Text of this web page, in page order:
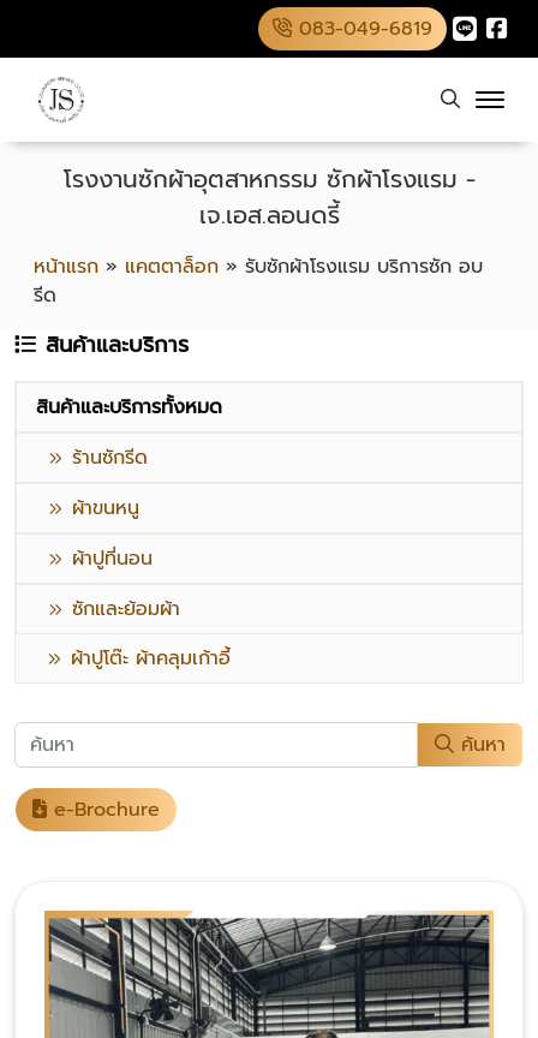
083-049-6819
หน้าแรก » แคตตาล็อก » รับซักผ้าโรงแรม บริการซัก อบ
รีด
โรงงานซักผ้าอุตสาหกรรม ซักผ้าโรงแรม -
เจ.เอส.ลอนดรี้
สินค้าและบริการ
สินค้าและบริการทั้งหมด
ร้านซักรีด
ผ้าขนหนู
ผ้าปูที่นอน
ซักและย้อมผ้า
ผ้าปูโต๊ะ ผ้าคลุมเก้าอี้
ค้นหา
e-Brochure